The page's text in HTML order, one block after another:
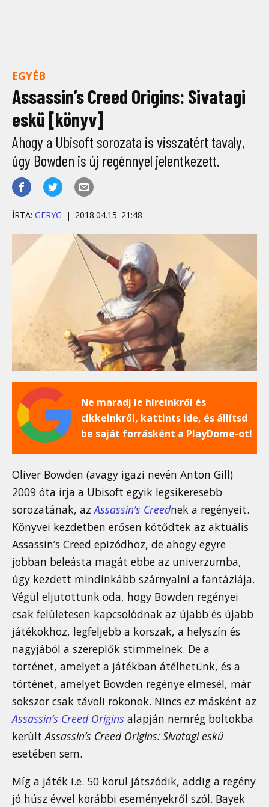
EGYÉB
Assassin’s Creed Origins: Sivatagi
eskü [könyv]
Ahogy a Ubisoft sorozata is visszatért tavaly,
úgy Bowden is új regénnyel jelentkezett.
ÍRTA: GERYG 2018.04.15. 21:48
Ne maradj le híreinkről és
cikkeinkről, kattints ide, és állítsd
be saját forrásként a PlayDome-ot!
Oliver Bowden (avagy igazi nevén Anton Gill)
2009 óta írja a Ubisoft egyik legsikeresebb
sorozatának, azAssassin’s Creednek a regényeit.
Könyvei kezdetben erősen kötődtek az aktuális
Assassin’s Creed epizódhoz, de ahogy egyre
jobban beleásta magát ebbe az univerzumba,
úgy kezdett mindinkább szárnyalni a fantáziája.
Végül eljutottunk oda, hogy Bowden regényei
csak felületesen kapcsolódnak az újabb és újabb
játékokhoz, legfeljebb a korszak, a helyszín és
nagyjából a szereplők stimmelnek. De a
történet, amelyet a játékban átélhetünk, és a
történet, amelyet Bowden regénye elmesél, már
sokszor csak távoli rokonok. Nincs ez másként az
Assassin’s Creed Origins alapján nemrég boltokba
kerültAssassin’s Creed Origins: Sivatagi eskü
esetében sem.
Míg a játék i.e. 50 körül játszódik, addig a regény
jó húsz évvel korábbi eseményekről szól. Bayek